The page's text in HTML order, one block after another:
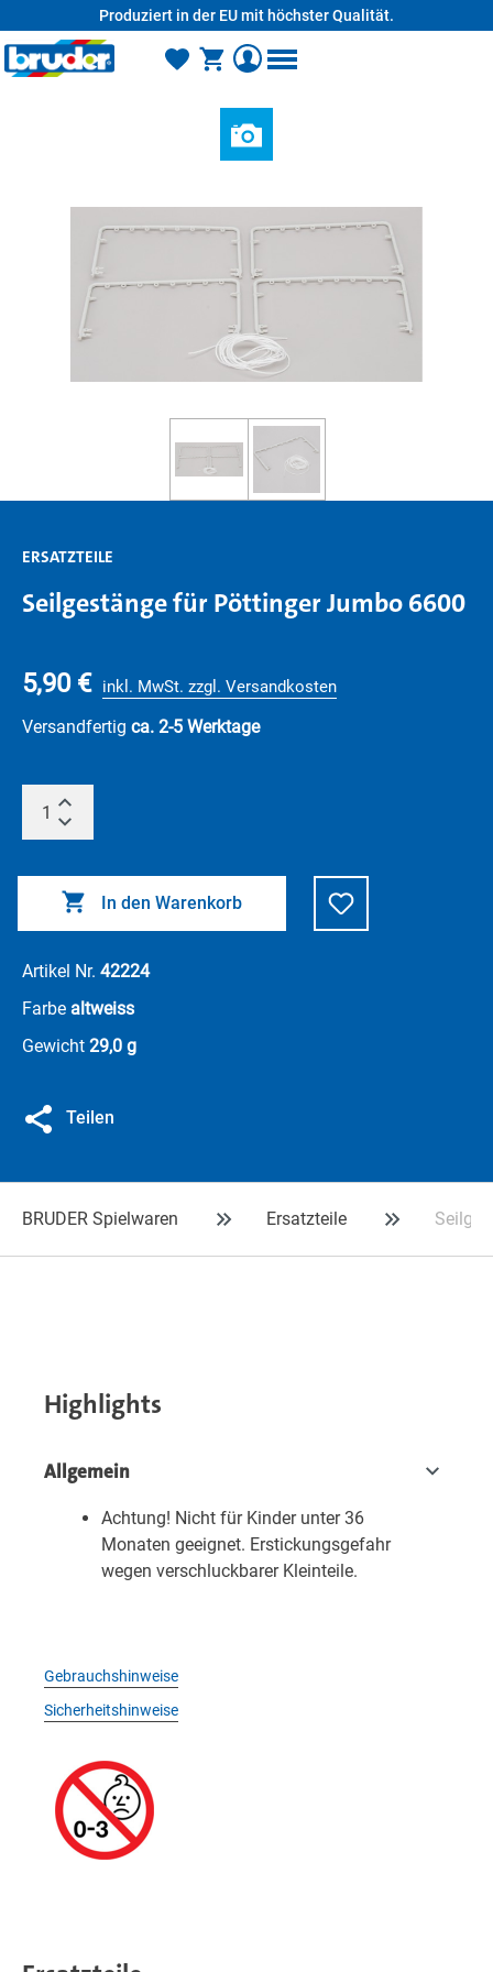
Produziert in der EU mit höchster Qualität.
ERSATZTEILE
Seilgestänge für Pöttinger Jumbo 6600
5,90 € inkl. MwSt. zzgl. Versandkosten
Versandfertig ca. 2-5 Werktage
In den Warenkorb
Artikel Nr. 42224
Farbe altweiss
Gewicht 29,0 g
Teilen
BRUDER Spielwaren Ersatzteile
Highlights
Allgemein
Achtung! Nicht für Kinder unter 36
Monaten geeignet. Erstickungsgefahr
wegen verschluckbarer Kleinteile.
Gebrauchshinweise
Sicherheitshinweise